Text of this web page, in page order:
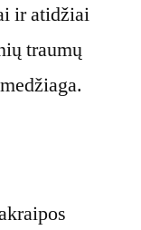
ir atidžiai
traumų